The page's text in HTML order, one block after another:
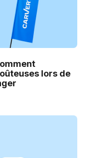
lors de